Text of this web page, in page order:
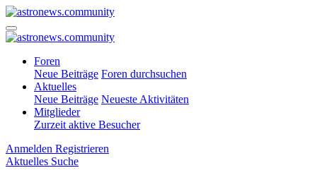
Foren
Neue Beiträge Foren durchsuchen
Aktuelles
Neue Beiträge Neueste Aktivitäten
Mitglieder
Zurzeit aktive Besucher
Anmelden Registrieren
Aktuelles Suche